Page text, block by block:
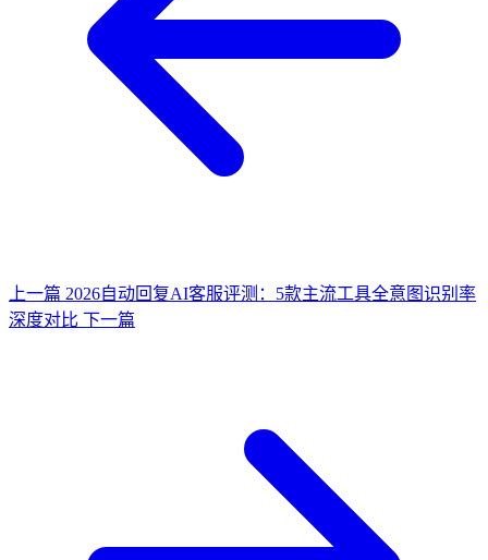
上一篇 2026自动回复AI客服评测：5款主流工具全意图识别率
深度对比 下一篇